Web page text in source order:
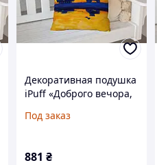
Декоративная подушка
iPuff «Доброго вечора,
45х45 см, флок, с
Под заказ
881 ₴